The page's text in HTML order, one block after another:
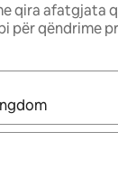
qira afatgjata
për qëndrime
të